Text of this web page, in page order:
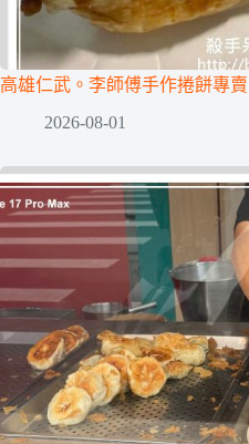
高雄仁武。李師傅手作捲餅專賣
2026-08-01